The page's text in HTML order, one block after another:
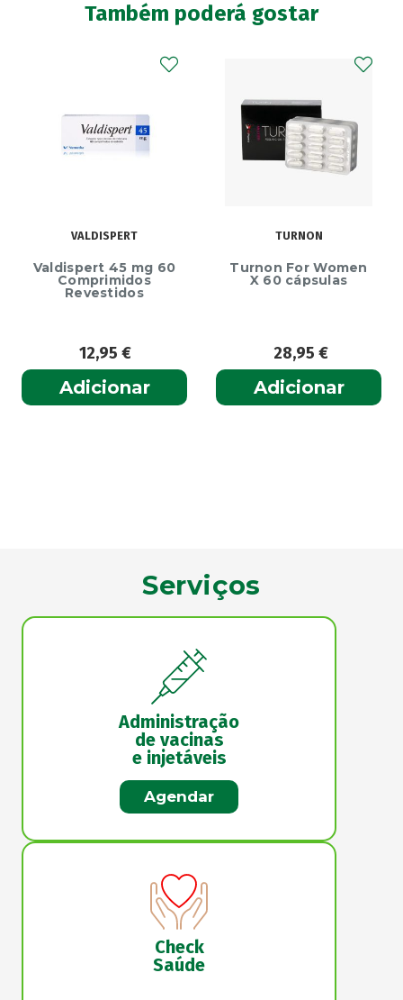
Também poderá gostar
VALDISPERT
Valdispert 45 mg 60
Comprimidos
Revestidos
12,95€
Adicionar
TURNON
Turnon For Women
X 60 cápsulas
28,95€
Adicionar
Serviços
Administração
de vacinas
e injetáveis
Agendar
Check
Saúde